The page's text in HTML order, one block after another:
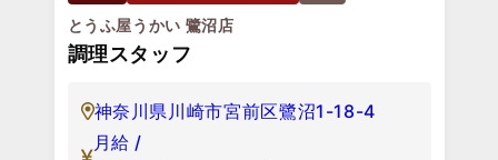
とうふ屋うかい 鷺沼店
調理スタッフ
神奈川県川崎市宮前区鷺沼1-18-4
月給 /